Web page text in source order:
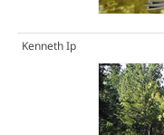
Kenneth Ip